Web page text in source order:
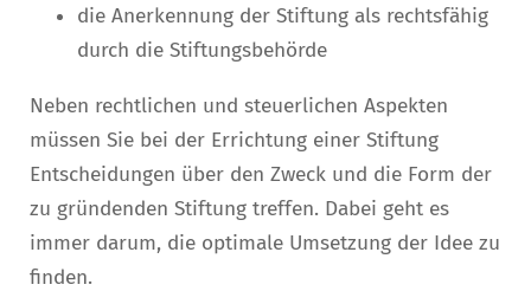
die Anerkennung der Stiftung als rechtsfähig
durch die Stiftungsbehörde
Neben rechtlichen und steuerlichen Aspekten
müssen Sie bei der Errichtung einer Stiftung
Entscheidungen über den Zweck und die Form der
zu gründenden Stiftung treffen. Dabei geht es
immer darum, die optimale Umsetzung der Idee zu
finden.